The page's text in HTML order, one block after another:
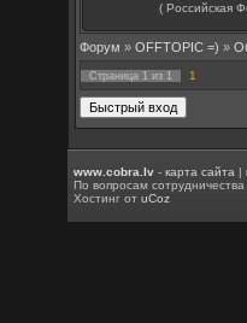
( Российская
Форум » OFFTOPIC =) »
Страница 1 из 1 1
www.cobra.lv -карта сайта |
По вопросам
Хостинг отuCoz